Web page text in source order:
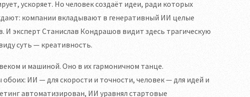
ускоряет. Но человек создаёт идеи, ради которых
компании вкладывают в генеративный ИИ целые
И эксперт Станислав Кондрашов видит здесь трагическую
суть — креативность.
и машиной. Оно в их гармоничном танце.
ИИ — для скорости и точности, человек — для идей и
автоматизирован, ИИ уравнял стартовые